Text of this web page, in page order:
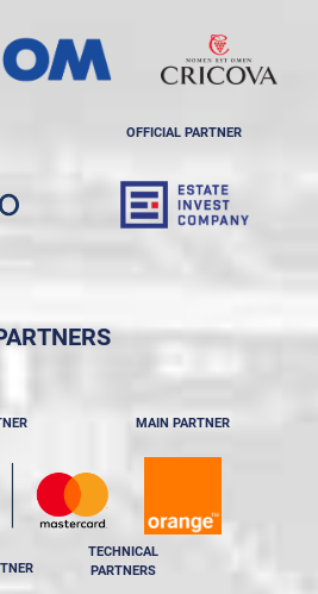
OFFICIAL PARTNER
MAIN PARTNER
TECHNICAL
PARTNERS